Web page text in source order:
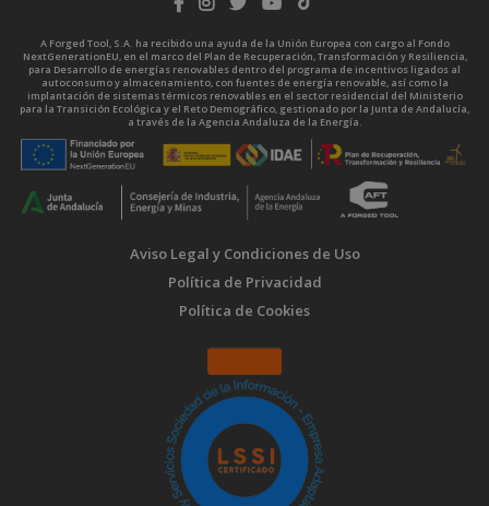
A Forged Tool, S.A. ha recibido una ayuda de la Unión Europea con cargo al Fondo
NextGenerationEU, en el marco del Plan de Recuperación, Transformación y Resiliencia,
para Desarrollo de energías renovables dentro del programa de incentivos ligados al
autoconsumo y almacenamiento, con fuentes de energía renovable, así como la
implantación de sistemas térmicos renovables en el sector residencial del Ministerio
para la Transición Ecológica y el Reto Demográfico, gestionado por la Junta de Andalucía,
a través de la Agencia Andaluza de la Energía.
Aviso Legal y Condiciones de Uso
Política de Privacidad
Política de Cookies